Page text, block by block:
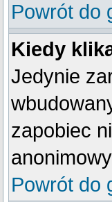
Powrót do
Kiedy
Jedynie
zapobiec
Powrót do